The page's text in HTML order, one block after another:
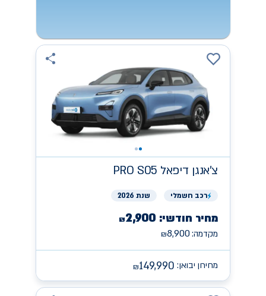
צ'אנגן PRO S05 דיפאל
רכב חשמלי שנת 2026
מחיר חודשי: ₪2,900
מקדמה: ₪8,900
מחירון יבואן: ₪149,990